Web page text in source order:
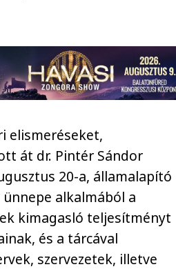
elismeréseket,
át dr. Pintér Sándor
20-a, államalapító
alkalmából a
kimagasló teljesítményt
és a tárcával
szervezetek, illetve